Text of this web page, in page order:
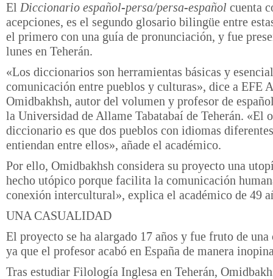
El Diccionario español-persa/persa-español cuenta
acepciones, es el segundo glosario bilingüe entre
el primero con una guía de pronunciación, y fue
lunes en Teherán.
«Los diccionarios son herramientas básicas y
comunicación entre pueblos y culturas», dice a EFE
Omidbakhsh, autor del volumen y profesor de
la Universidad de Allame Tabatabaí de Teherán. «El
diccionario es que dos pueblos con idiomas
entiendan entre ellos», añade el académico.
Por ello, Omidbakhsh considera su proyecto una
hecho utópico porque facilita la comunicación
conexión intercultural», explica el académico de 49
UNA CASUALIDAD
El proyecto se ha alargado 17 años y fue fruto de una
ya que el profesor acabó en España de manera
Tras estudiar Filología Inglesa en Teherán,